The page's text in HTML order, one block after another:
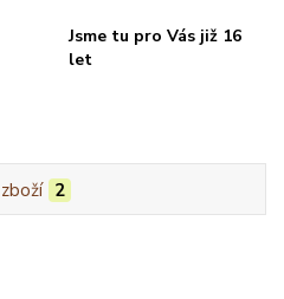
Jsme tu pro Vás již 16
let
2